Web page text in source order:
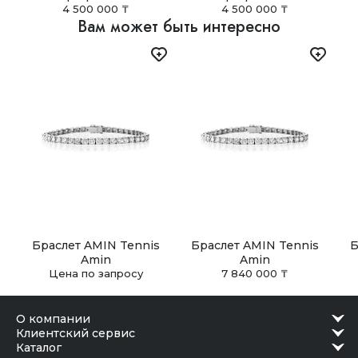
В Астане, Алматы, Шымкенте и Ташкенте доступен
самовывоз из наших бутиков. Заказ можно получить в
удобное время после подтверждения готовности.
4 500 000 ₸ 4 500 000 ₸
Вам может быть интересно
Браслет AMIN Tennis
Amin
Цена по запросу
Браслет AMIN Tennis
Amin
7 840 000 ₸
о компании
клиентский сервис
каталог